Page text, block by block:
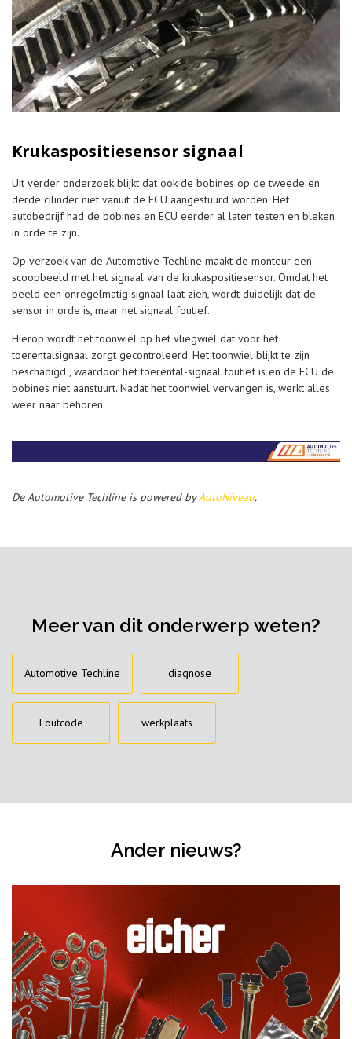
Krukaspositiesensor signaal
Uit verder onderzoek blijkt dat ook de bobines op de tweede en
derde cilinder niet vanuit de ECU aangestuurd worden. Het
autobedrijf had de bobines en ECU eerder al laten testen en bleken
in orde te zijn.
Op verzoek van de Automotive Techline maakt de monteur een
scoopbeeld met het signaal van de krukaspositiesensor. Omdat het
beeld een onregelmatig signaal laat zien, wordt duidelijk dat de
sensor in orde is, maar het signaal foutief.
Hierop wordt het toonwiel op het vliegwiel dat voor het
toerentalsignaal zorgt gecontroleerd. Het toonwiel blijkt te zijn
beschadigd , waardoor het toerental-signaal foutief is en de ECU de
bobines niet aanstuurt. Nadat het toonwiel vervangen is, werkt alles
weer naar behoren.
De Automotive Techline is powered by AutoNiveau.
Meer van dit onderwerp weten?
Automotive Techline diagnose
Foutcode werkplaats
Ander nieuws?